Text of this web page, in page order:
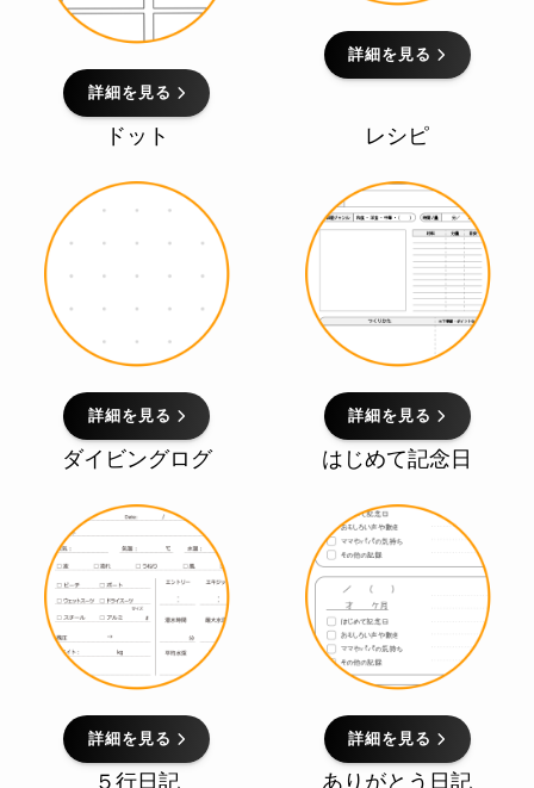
詳細を見る
詳細を見る
ドット
詳細を見る
レシピ
詳細を見る
ダイビングログ
詳細を見る
はじめて記念日
詳細を見る
５行日記 ありがとう日記